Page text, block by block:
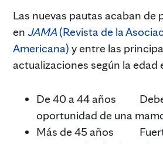
Las nuevas pautas acaban de
en JAMA(Revista de la
Americana) y entre las
actualizaciones según la edad
De 40 a 44 años
oportunidad de una
Más de 45 años